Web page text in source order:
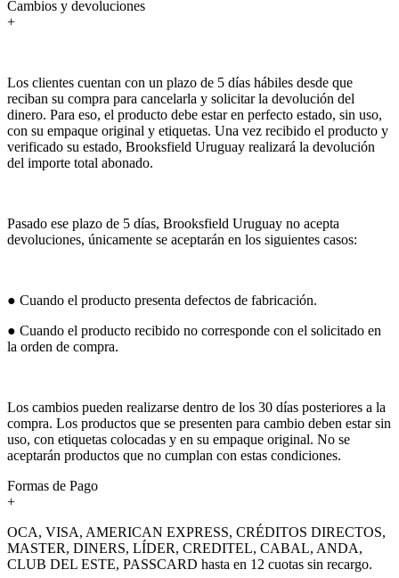
Cambios y devoluciones
+
Los clientes cuentan con un plazo de 5 días hábiles desde que
reciban su compra para cancelarla y solicitar la devolución del
dinero. Para eso, el producto debe estar en perfecto estado, sin uso,
con su empaque original y etiquetas. Una vez recibido el producto y
verificado su estado, Brooksfield Uruguay realizará la devolución
del importe total abonado.
Pasado ese plazo de 5 días, Brooksfield Uruguay no acepta
devoluciones, únicamente se aceptarán en los siguientes casos:
● Cuando el producto presenta defectos de fabricación.
● Cuando el producto recibido no corresponde con el solicitado en
la orden de compra.
Los cambios pueden realizarse dentro de los 30 días posteriores a la
compra. Los productos que se presenten para cambio deben estar sin
uso, con etiquetas colocadas y en su empaque original. No se
aceptarán productos que no cumplan con estas condiciones.
Formas de Pago
+
OCA, VISA, AMERICAN EXPRESS, CRÉDITOS DIRECTOS,
MASTER, DINERS, LÍDER, CREDITEL, CABAL, ANDA,
CLUB DEL ESTE, PASSCARD hasta en 12 cuotas sin recargo.